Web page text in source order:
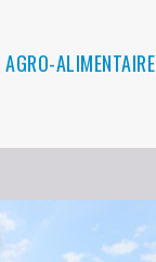
AGRO-ALIMENTAIRE